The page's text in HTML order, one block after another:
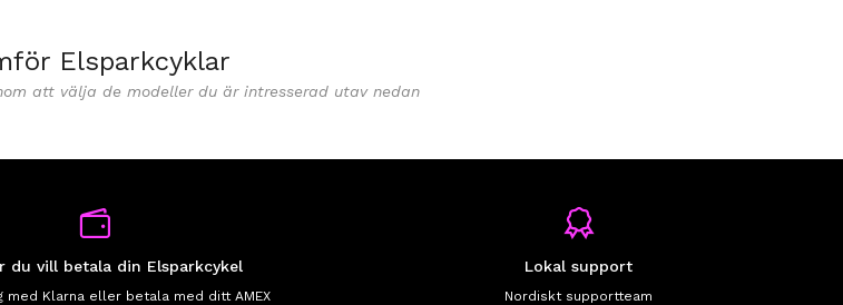
Elsparkcyklar
att välja de modeller du är intresserad utav nedan
du vill betala din Elsparkcykel
med Klarna eller betala med ditt AMEX
Lokal support
Nordiskt supportteam